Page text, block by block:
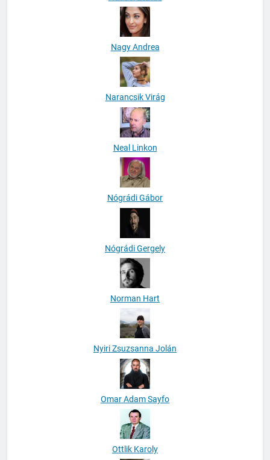
Nagy Andrea
Narancsik Virág
Neal Linkon
Nógrádi Gábor
Nógrádi Gergely
Norman Hart
Nyiri Zsuzsanna Jolán
Omar Adam Sayfo
Ottlik Karoly